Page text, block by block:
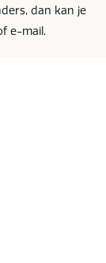
dan kan je
e-mail.